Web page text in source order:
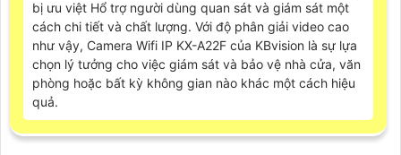
bị ưu việt Hổ trợ người dùng quan sát và giám sát một
cách chi tiết và chất lượng. Với độ phân giải video cao
như vậy, Camera Wifi IP KX-A22F của KBvision là sự lựa
chọn lý tưởng cho việc giám sát và bảo vệ nhà cửa, văn
phòng hoặc bất kỳ không gian nào khác một cách hiệu
quả.